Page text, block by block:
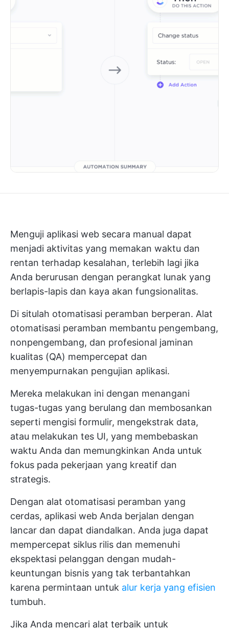
Menguji aplikasi web secara manual dapat
menjadi aktivitas yang memakan waktu dan
rentan terhadap kesalahan, terlebih lagi jika
Anda berurusan dengan perangkat lunak yang
berlapis-lapis dan kaya akan fungsionalitas.
Di situlah otomatisasi peramban berperan. Alat
otomatisasi peramban membantu pengembang,
nonpengembang, dan profesional jaminan
kualitas (QA) mempercepat dan
menyempurnakan pengujian aplikasi.
Mereka melakukan ini dengan menangani
tugas-tugas yang berulang dan membosankan
seperti mengisi formulir, mengekstrak data,
atau melakukan tes UI, yang membebaskan
waktu Anda dan memungkinkan Anda untuk
fokus pada pekerjaan yang kreatif dan
strategis.
Dengan alat otomatisasi peramban yang
cerdas, aplikasi web Anda berjalan dengan
lancar dan dapat diandalkan. Anda juga dapat
mempercepat siklus rilis dan memenuhi
ekspektasi pelanggan dengan mudah-
keuntungan bisnis yang tak terbantahkan
karena permintaan untuk alur kerja yang efisien
tumbuh.
Jika Anda mencari alat terbaik untuk